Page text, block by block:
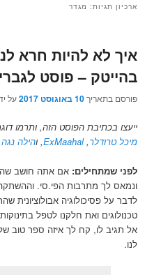
ארכיון תגיות: מגדר
איך לא להיות חרא
בהייטק – פוסט
פורסם בתאריך10 באוגוסט 2017 על
ייעצו בכתיבת הפוסט הזה, ותרמו
מיכל טרודלר,
ExMaahal, והילה נגה
לפני שמתחילים: אם אתה חושב
ונמאס לך מתרבות הפי.סי.
לדבר על פסיכולוגיה אבולוציונית
טכנולוגים ואת חלקנו לטפל
אל תגיב לו, קח לך איזה ספר טוב
לנו.